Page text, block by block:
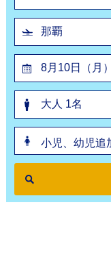
8月 10日（月）
小児、幼児追